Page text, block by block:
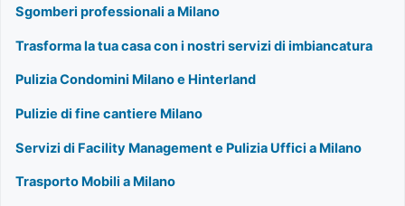
Sgomberi professionali a Milano
Trasforma la tua casa con i nostri servizi di imbiancatura
Pulizia Condomini Milano e Hinterland
Pulizie di fine cantiere Milano
Servizi di Facility Management e Pulizia Uffici a Milano
Trasporto Mobili a Milano